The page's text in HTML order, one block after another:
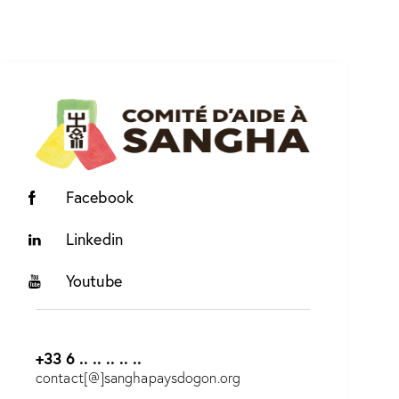
Facebook
Linkedin
Youtube
+33 6 .. .. .. .. ..
contact[@]sanghapaysdogon.org